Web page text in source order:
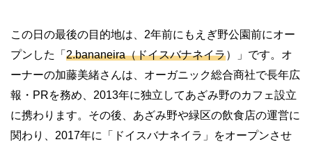
この日の最後の目的地は、 2年前にもえぎ野公園前にオー
プンした「 2.bananeira（ドイスバナネイラ）」です。オ
ーナーの加藤美緒さんは、オーガニック総合商社で長年広
報・ PRを務め、 2013年に独立してあざみ野のカフェ設立
に携わります。その後、あざみ野や緑区の飲食店の運営に
関わり、 2017年に「ドイスバナネイラ」をオープンさせ